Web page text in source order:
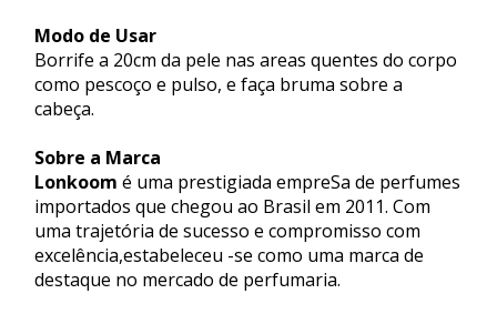
Modo de Usar
Borrife a 20cm da pele nas areas quentes do corpo
como pescoço e pulso, e faça bruma sobre a
cabeça.
Sobre a Marca
Lonkoom é uma prestigiada empreSa de perfumes
importados que chegou ao Brasil em 2011. Com
uma trajetória de sucesso e compromisso com
excelência,estabeleceu -se como uma marca de
destaque no mercado de perfumaria.